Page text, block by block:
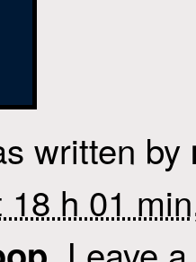
written by
h 01 min